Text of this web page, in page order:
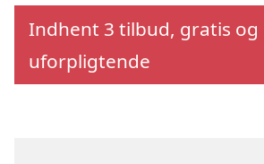
Indhent 3 tilbud, gratis og
uforpligtende